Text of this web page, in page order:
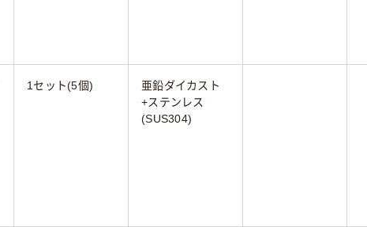
1セット(5個)
亜鉛ダイカスト
+ステンレス
(SUS304)